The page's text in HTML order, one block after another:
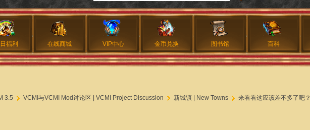
福利 在线商城 VIP中心 金币兑换 图书馆 百科
3.5 VCMI与VCMI Mod讨论区 | VCMI Project Discussion 新城镇 | New Towns 来看看这应该差不多了吧？